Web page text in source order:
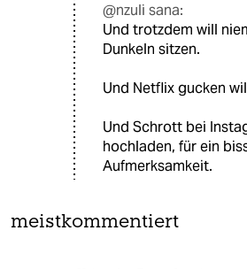
@nzuli sana:
Und trotzdem will
Dunkeln sitzen.
Und Netflix gucken
Und Schrott bei
hochladen, für ein
Aufmerksamkeit.
meistkommentiert